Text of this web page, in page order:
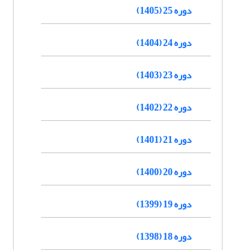
دوره 25 (1405)
دوره 24 (1404)
دوره 23 (1403)
دوره 22 (1402)
دوره 21 (1401)
دوره 20 (1400)
دوره 19 (1399)
دوره 18 (1398)